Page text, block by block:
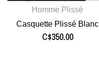
Homme Plissé
Casquette Plissé Blanc
C$350.00